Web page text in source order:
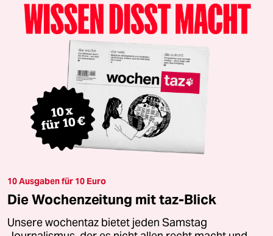
10 Ausgaben für 10 Euro
Die Wochenzeitung mit taz-Blick
Unsere wochentaz bietet jeden Samstag